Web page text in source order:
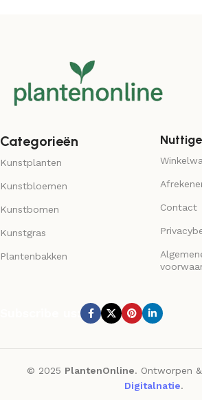
Categorieën
Kunstplanten
Kunstbloemen
Kunstbomen
Kunstgras
Plantenbakken
Contact
© 2025 PlantenOnline. Ontworpen
Digitalnatie.